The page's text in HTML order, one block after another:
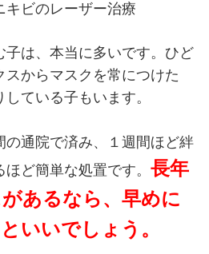
キビのレーザー治療
子は、本当に多いです。ひど
スからマスクを常につけた
ている子もいます。
の通院で済み、１週間ほど絆
ど簡単な処置です。 長年
あるなら、早めに
いいでしょう。